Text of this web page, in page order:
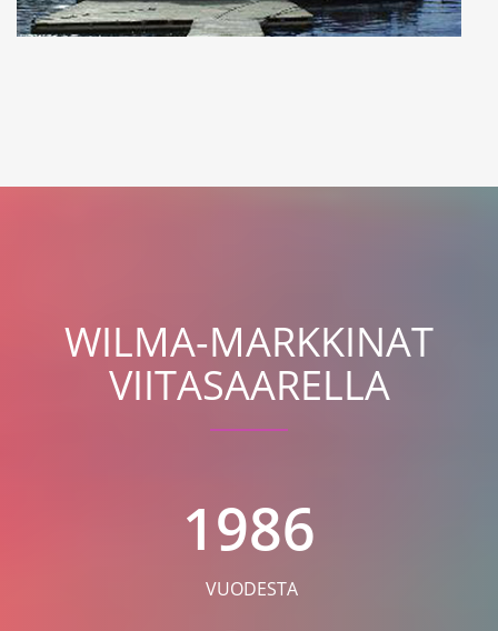
WILMA-MARKKINAT
VIITASAARELLA
1986
VUODESTA